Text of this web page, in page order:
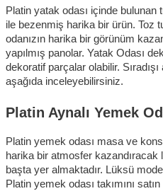
Platin yatak odası içinde bulunan
ile bezenmiş harika bir ürün. Toz
odanızın harika bir görünüm
yapılmış panolar. Yatak Odası
dekoratif parçalar olabilir. Sıradışı
aşağıda inceleyebilirsiniz.
Platin Aynalı Yemek
Platin yemek odası masa ve
harika bir atmosfer kazandıracak
başta yer almaktadır. Lüksü
Platin yemek odası takımını satın